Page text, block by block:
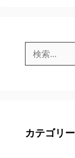
索:
カテゴリー